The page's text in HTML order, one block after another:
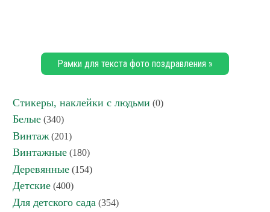
Рамки для текста фото поздравления »
Стикеры, наклейки с людьми (0)
Белые (340)
Винтаж (201)
Винтажные (180)
Деревянные (154)
Детские (400)
Для детского сада (354)